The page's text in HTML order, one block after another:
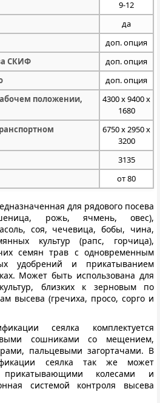
9-12
да
доп. опция
СКИФ
доп. опция
доп. опция
положении,
4300 x 9400 x
1680
6750 x 2950 x
3200
3135
от 80
для рядового посева
рожь, ячмень, овес),
соя, чечевица, бобы, чина,
культур (рапс, горчица),
семян трав с одновременным
удобрений и прикатыванием
Может быть использована для
близких к зерновым по
высева (гречиха, просо, сорго и
сеялка комплектуется
сошниками со мещением,
пальцевыми загортачами. В
сеялка так же может
прикатывающими колесами и
системой контроля высева